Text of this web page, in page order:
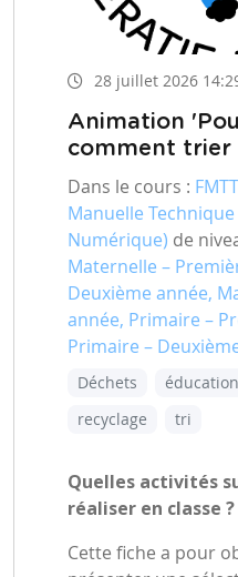
28 juillet 2026
Animation
comment trier
Dans le cours :
Manuelle
Numérique) de
Maternelle –
Deuxième année,
année, Primaire –
Primaire –
Déchets
recyclage
tri
Quelles activités
réaliser en classe ?
Cette fiche a pour